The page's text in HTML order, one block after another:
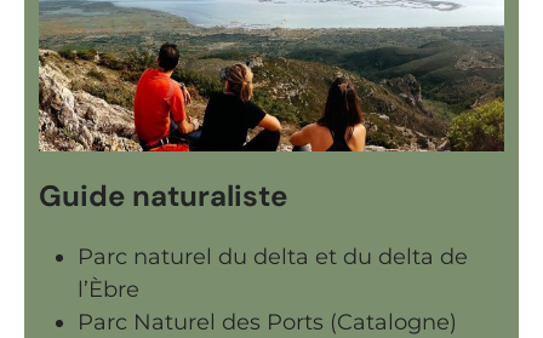
Guide naturaliste
Parc naturel du delta et du delta de
l’Èbre
Parc Naturel des Ports (Catalogne)